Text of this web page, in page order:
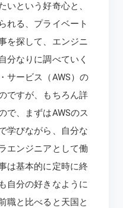
いという好奇心と、
れる、プライベート
を探して、エンジニ
分なりに調べていく
サービス（AWS）の
ですが、もちろん詳
で、まずはAWSのス
学びながら、自分な
エンジニアとして働
は基本的に定時に終
自分の好きなように
職と比べると天国と